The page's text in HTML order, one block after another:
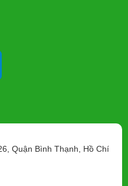
Quận Bình Thạnh, Hồ Chí